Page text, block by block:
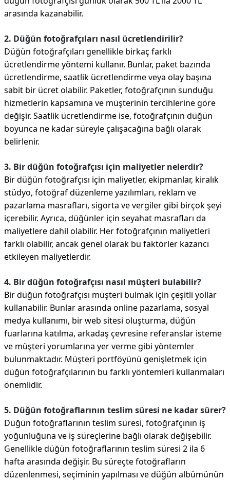
arasında kazanabilir.
2. Düğün fotoğrafçıları nasıl ücretlendirilir?
Düğün fotoğrafçıları genellikle birkaç farklı
ücretlendirme yöntemi kullanır. Bunlar, paket bazında
ücretlendirme, saatlik ücretlendirme veya olay başına
sabit bir ücret olabilir. Paketler, fotoğrafçının sunduğu
hizmetlerin kapsamına ve müşterinin tercihlerine göre
değişir. Saatlik ücretlendirme ise, fotoğrafçının düğün
boyunca ne kadar süreyle çalışacağına bağlı olarak
belirlenir.
3. Bir düğün fotoğrafçısı için maliyetler nelerdir?
Bir düğün fotoğrafçısı için maliyetler, ekipmanlar, kiralık
stüdyo, fotoğraf düzenleme yazılımları, reklam ve
pazarlama masrafları, sigorta ve vergiler gibi birçok şeyi
içerebilir. Ayrıca, düğünler için seyahat masrafları da
maliyetlere dahil olabilir. Her fotoğrafçının maliyetleri
farklı olabilir, ancak genel olarak bu faktörler kazancı
etkileyen maliyetlerdir.
4. Bir düğün fotoğrafçısı nasıl müşteri bulabilir?
Bir düğün fotoğrafçısı müşteri bulmak için çeşitli yollar
kullanabilir. Bunlar arasında online pazarlama, sosyal
medya kullanımı, bir web sitesi oluşturma, düğün
fuarlarına katılma, arkadaş çevresine referanslar isteme
ve müşteri yorumlarına yer verme gibi yöntemler
bulunmaktadır. Müşteri portföyünü genişletmek için
düğün fotoğrafçılarının bu farklı yöntemleri kullanmaları
önemlidir.
5. Düğün fotoğraflarının teslim süresi ne kadar sürer?
Düğün fotoğraflarının teslim süresi, fotoğrafçının iş
yoğunluğuna ve iş süreçlerine bağlı olarak değişebilir.
Genellikle düğün fotoğraflarının teslim süresi 2 ila 6
hafta arasında değişir. Bu süreçte fotoğrafların
düzenlenmesi, seçiminin yapılması ve düğün albümünün